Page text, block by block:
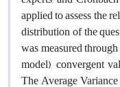
applied to assess the
distribution of the
was measured
model), convergent
The Average